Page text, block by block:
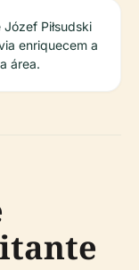
Piłsudski
enriquecem a
área.